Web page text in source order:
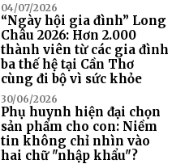
04/07/2026
“Ngày hội gia đình” Long
Châu 2026: Hơn 2.000
thành viên từ các gia đình
ba thế hệ tại Cần Thơ
cùng đi bộ vì sức khỏe
30/06/2026
Phụ huynh hiện đại chọn
sản phẩm cho con: Niềm
tin không chỉ nhìn vào
hai chữ "nhập khẩu"?